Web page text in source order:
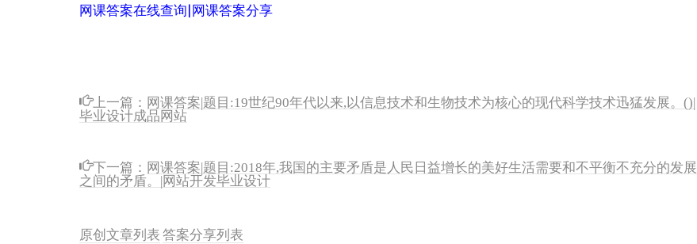
网课答案在线查询|网课答案分享
上一篇： 网课答案|题目:19世纪90年代以来,以信息技术和生物技术为核心的现代科学技术迅猛发展。()|
毕业设计成品网站
下一篇： 网课答案|题目:2018年,我国的主要矛盾是人民日益增长的美好生活需要和不平衡不充分的发展
之间的矛盾。|网站开发毕业设计
原创文章列表答案分享列表